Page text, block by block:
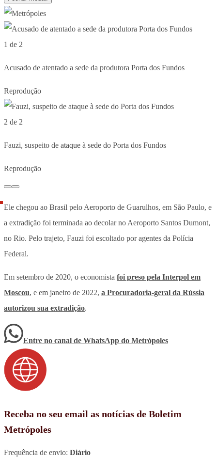
1 de 2
Acusado de atentado a sede da produtora Porta dos Fundos
Reprodução
2 de 2
Fauzi, suspeito de ataque à sede do Porta dos Fundos
Reprodução
Ele chegou ao Brasil pelo Aeroporto de Guarulhos, em São Paulo, e
a extradição foi terminada ao decolar no Aeroporto Santos Dumont,
no Rio. Pelo trajeto, Fauzi foi escoltado por agentes da Polícia
Federal.
Em setembro de 2020, o economista foi preso pela Interpol em
Moscou, e em janeiro de 2022, a Procuradoria-geral da Rússia
autorizou sua extradição.
Entre no canal de WhatsApp do Metrópoles
Receba no seu email as notícias de Boletim
Metrópoles
Frequência de envio: Diário